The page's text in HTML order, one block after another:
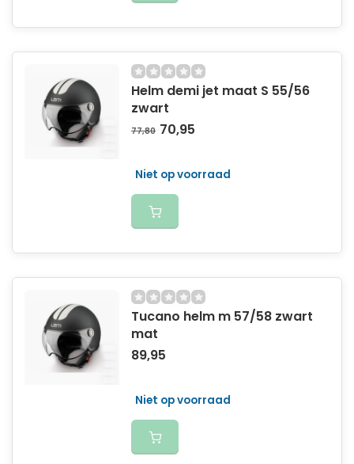
Helm demi jet maat S 55/56
zwart
77,80 70,95
Niet op voorraad
Tucano helm m 57/58 zwart
mat
89,95
Niet op voorraad